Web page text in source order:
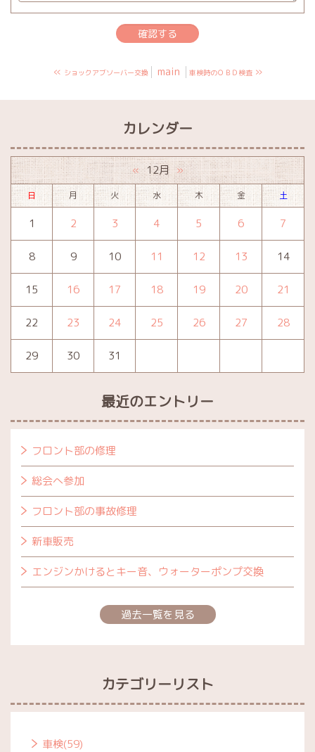
« ショックアブソーバー交換 main 車検時のＯＢＤ検査»
カレンダー
« 12月 »
日 月 火 水 木 金 土
1 2 3 4 5 6 7
8 9 10 11 12 13 14
15 16 17 18 19 20 21
22 23 24 25 26 27 28
29 30 31
最近のエントリー
フロント部の修理
総会へ参加
フロント部の事故修理
新車販売
エンジンかけるとキー音、ウォーターポンプ交換
過去一覧を見る
カテゴリーリスト
車検(59)